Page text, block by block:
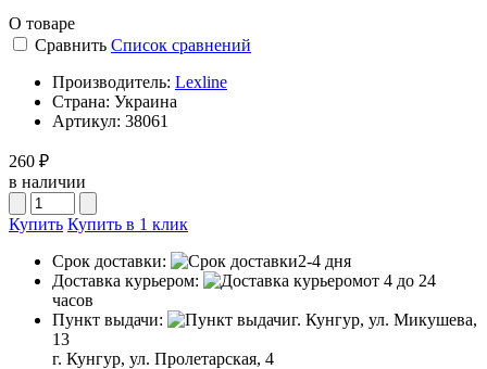
О товаре
Сравнить Список сравнений
Производитель: Lexline
Страна: Украина
Артикул: 38061
260 ₽
в наличии
Купить Купить в 1 клик
Срок доставки:
2-4 дня
Доставка курьером:
от 4 до 24
часов
Пункт выдачи:
г. Кунгур, ул. Микушева,
13
г. Кунгур, ул. Пролетарская, 4